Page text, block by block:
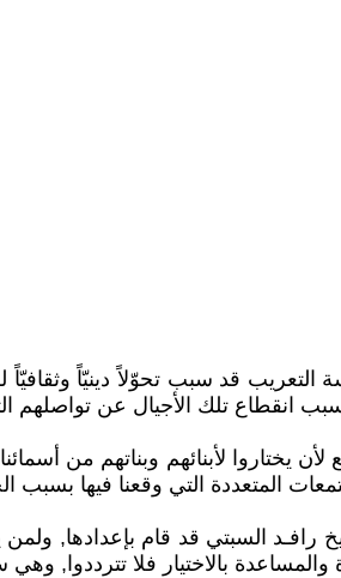
قد سبب تحوّلاً دينيّاً
انقطاع تلك الأجيال عن تواصلهم
يختاروا لأبنائهم وبناتهم من
المتعددة التي وقعنا فيها بسبب
بالاختيار فلا تترددوا, وهي